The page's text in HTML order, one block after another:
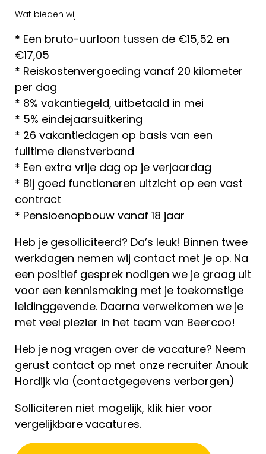
Wat bieden wij
* Een bruto-uurloon tussen de €15,52 en
€17,05
* Reiskostenvergoeding vanaf 20 kilometer
per dag
* 8% vakantiegeld, uitbetaald in mei
* 5% eindejaarsuitkering
* 26 vakantiedagen op basis van een
fulltime dienstverband
* Een extra vrije dag op je verjaardag
* Bij goed functioneren uitzicht op een vast
contract
* Pensioenopbouw vanaf 18 jaar
Heb je gesolliciteerd? Da’s leuk! Binnen twee
werkdagen nemen wij contact met je op. Na
een positief gesprek nodigen we je graag uit
voor een kennismaking met je toekomstige
leidinggevende. Daarna verwelkomen we je
met veel plezier in het team van Beercoo!
Heb je nog vragen over de vacature? Neem
gerust contact op met onze recruiter Anouk
Hordijk via (contactgegevens verborgen)
Solliciteren niet mogelijk, klik hier voor
vergelijkbare vacatures.